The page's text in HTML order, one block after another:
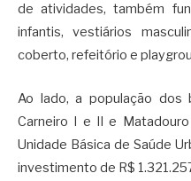
de atividades, também
infantis, vestiários
coberto, refeitório e
Ao lado, a população dos
Carneiro I e II e
Unidade Básica de Saúde
investimento de R$